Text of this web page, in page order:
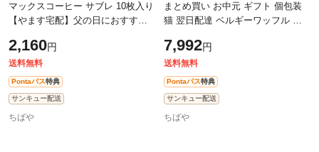
マックスコーヒー サブレ 10枚入り
【やます宅配】父の日におすすめ
子折り 千葉県 房の駅 道の駅 お土
2,160円
送料無料
Pontaパス特典
サンキュー配送
ちばや
まとめ買い お中元 ギフト 個包装
猫 翌日配達 ベルギーワッフル イ
フル【2箱セット】【18個×2箱】猫
7,992円
送料無料
Pontaパス特典
サンキュー配送
ちばや